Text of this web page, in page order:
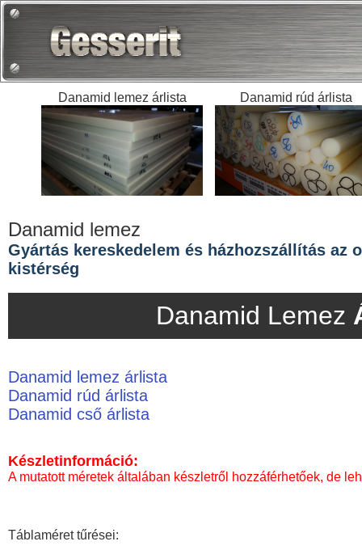
Danamid lemez árlista Danamid rúd árlista
Danamid lemez
Gyártás kereskedelem és házhozszállítás az
kistérség
Danamid Lemez
Danamid lemez árlista
Danamid rúd árlista
Danamid cső árlista
Készletinformáció:
A mutatott méretek általában készletről hozzáférhetőek, de
Táblaméret tűrései: